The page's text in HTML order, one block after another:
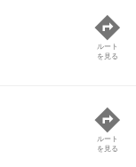
ルート
を見る
ルート
を見る